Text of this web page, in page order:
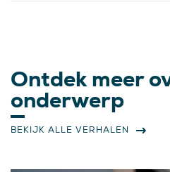
Ontdek meer
onderwerp
BEKIJK ALLE VERHALEN